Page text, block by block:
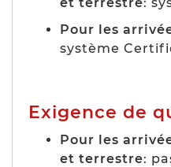
Pour les
système
Exigence de
Pour les
et terrestre: